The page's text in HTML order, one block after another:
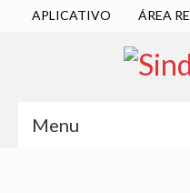
APLICATIVO ÁREA
Menu